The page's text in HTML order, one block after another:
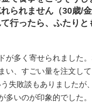
られません（30歳/金
行ったら、ふたり
が多く寄せられました
い、すごい量を注文し
失敗談もありましたが
多いのが印象的でした。